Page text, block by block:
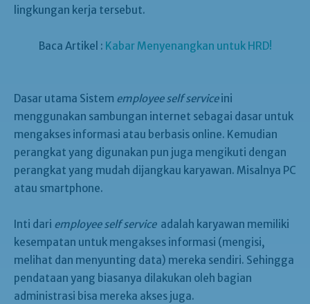
lingkungan kerja tersebut.
Baca Artikel : Kabar Menyenangkan untuk HRD!
Dasar utama Sistem employee self serviceini
menggunakan sambungan internet sebagai dasar untuk
mengakses informasi atau berbasis online. Kemudian
perangkat yang digunakan pun juga mengikuti dengan
perangkat yang mudah dijangkau karyawan. Misalnya PC
atau smartphone.
Inti dari employee self service adalah karyawan memiliki
kesempatan untuk mengakses informasi (mengisi,
melihat dan menyunting data) mereka sendiri. Sehingga
pendataan yang biasanya dilakukan oleh bagian
administrasi bisa mereka akses juga.